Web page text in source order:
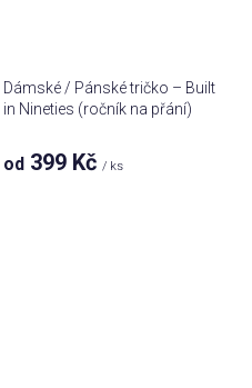
Dámské / Pánské tričko – Built
in Nineties (ročník na přání)
od 399 Kč/ ks